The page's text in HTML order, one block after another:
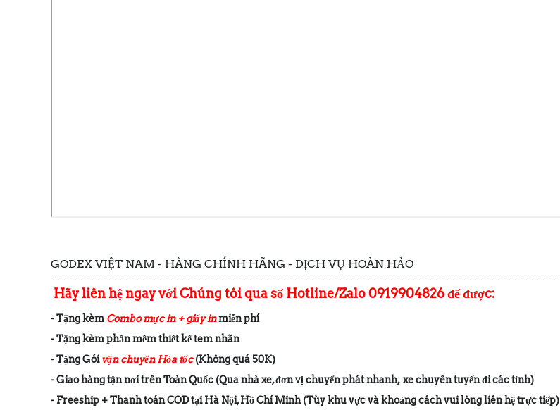
GODEX VIỆT NAM - HÀNG CHÍNH HÃNG - DỊCH VỤ HOÀN HẢO
Hãy liên hệ ngay với Chúng tôi qua số Hotline/Zalo 0919904826 để được:
- Tặng kèm Combo mực in + giấy inmiễn phí
- Tặng kèm phần mềm thiết kế tem nhãn
- Tặng Góivận chuyển Hỏa tốc(Không quá 50K)
- Giao hàng tận nơi trên Toàn Quốc (Qua nhà xe, đơn vị chuyển phát nhanh, xe chuyên tuyến đi các tỉnh)
- Freeship + Thanh toán COD tại Hà Nội, Hồ Chí Minh (Tùy khu vực và khoảng cách vui lòng liên hệ trực tiếp)